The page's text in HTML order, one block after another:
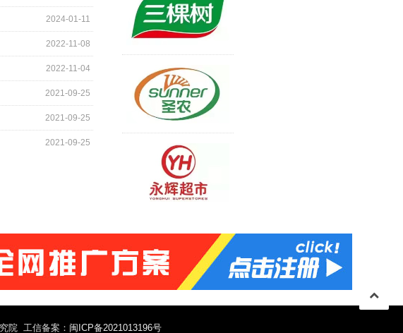
2024-01-11
2022-11-08
2022-11-04
2021-09-25
2021-09-25
2021-09-25
院 工信备案： 闽ICP备2021013196号